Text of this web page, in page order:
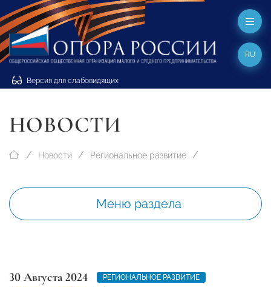
Версия для слабовидящих
RU
НОВОСТИ
Новости Региональное развитие
Меню раздела
30 Августа 2024
РЕГИОНАЛЬНОЕ РАЗВИТИЕ